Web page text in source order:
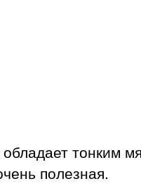
тонким
полезная.